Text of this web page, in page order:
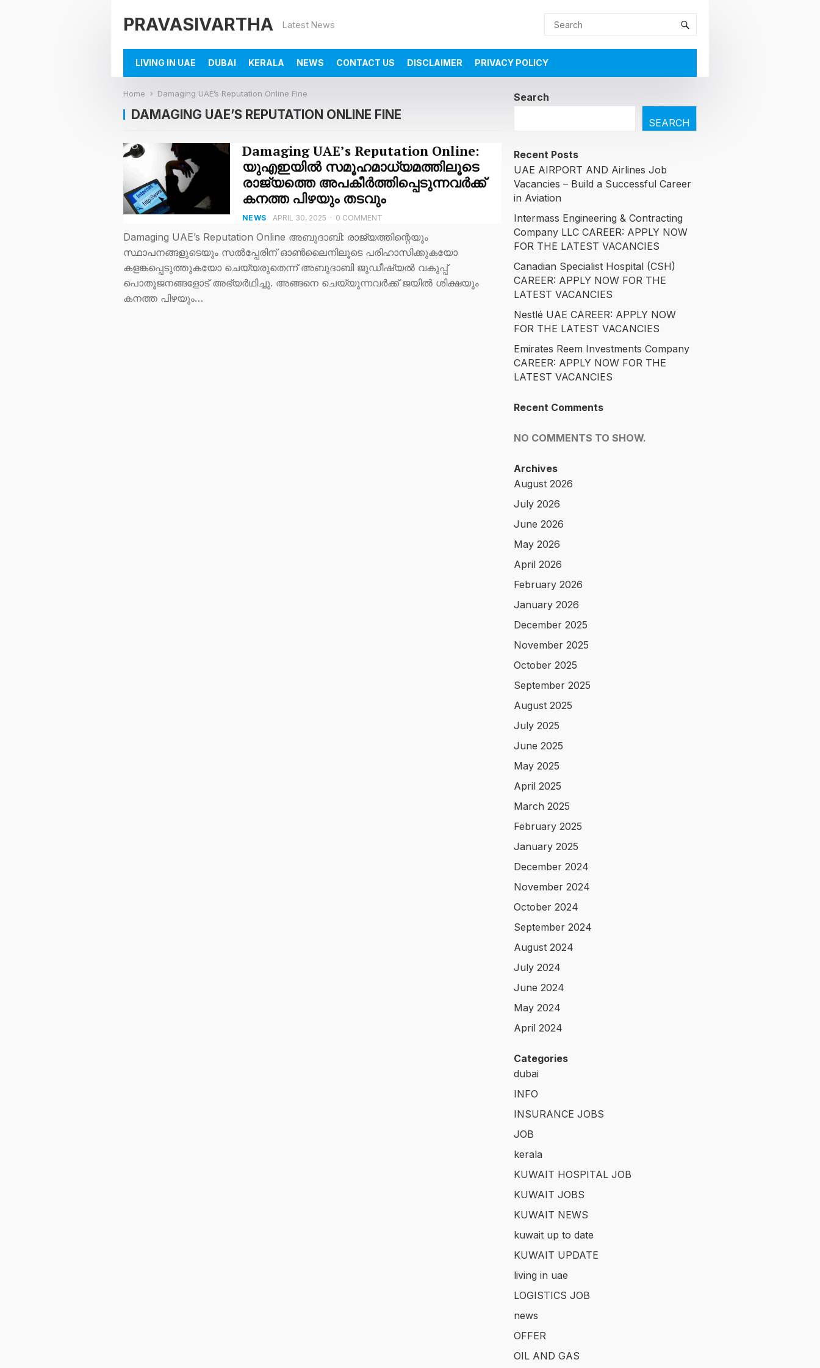
PRAVASIVARTHA Latest News
LIVING IN UAE DUBAI KERALA NEWS CONTACT US DISCLAIMER PRIVACY POLICY
Home Damaging UAE’s Reputation Online Fine
DAMAGING UAE’S REPUTATION ONLINE FINE
Damaging UAE’s Reputation Online:
യുഎഇയിൽ സമൂഹമാധ്യമത്തിലൂടെ
രാജ്യത്തെ അപകീർത്തിപ്പെടുന്നവർക്ക്
കനത്ത പിഴയും തടവും
NEWS APRIL 30, 2025 · 0 COMMENT
Damaging UAE’s Reputation Online അബുദാബി: രാജ്യത്തിന്റെയും
സ്ഥാപനങ്ങളുടെയും സൽപ്പേരിന് ഓൺലൈനിലൂടെ പരിഹാസിക്കുകയോ
കളങ്കപ്പെടുത്തുകയോ ചെയ്യരുതെന്ന് അബുദാബി ജുഡീഷ്യൽ വകുപ്പ്
പൊതുജനങ്ങളോട് അഭ്യർഥിച്ചു. അങ്ങനെ ചെയ്യുന്നവർക്ക് ജയിൽ ശിക്ഷയും
കനത്ത പിഴയും…
Search
SEARCH
Recent Posts
UAE AIRPORT AND Airlines Job
Vacancies – Build a Successful Career
in Aviation
Intermass Engineering & Contracting
Company LLC CAREER: APPLY NOW
FOR THE LATEST VACANCIES
Canadian Specialist Hospital (CSH)
CAREER: APPLY NOW FOR THE
LATEST VACANCIES
Nestlé UAE CAREER: APPLY NOW
FOR THE LATEST VACANCIES
Emirates Reem Investments Company
CAREER: APPLY NOW FOR THE
LATEST VACANCIES
Recent Comments
NO COMMENTS TO SHOW.
Archives
August 2026
July 2026
June 2026
May 2026
April 2026
February 2026
January 2026
December 2025
November 2025
October 2025
September 2025
August 2025
July 2025
June 2025
May 2025
April 2025
March 2025
February 2025
January 2025
December 2024
November 2024
October 2024
September 2024
August 2024
July 2024
June 2024
May 2024
April 2024
Categories
dubai
INFO
INSURANCE JOBS
JOB
kerala
KUWAIT HOSPITAL JOB
KUWAIT JOBS
KUWAIT NEWS
kuwait up to date
KUWAIT UPDATE
living in uae
LOGISTICS JOB
news
OFFER
OIL AND GAS